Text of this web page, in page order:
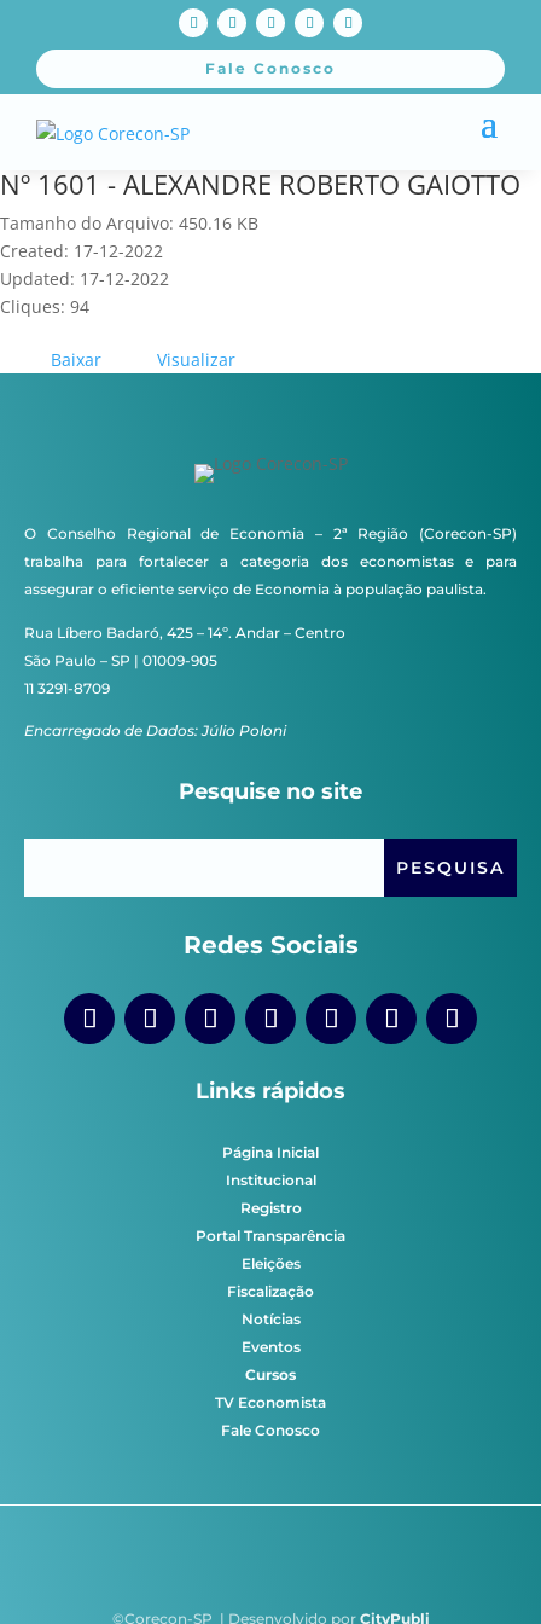
Fale Conosco
Nº 1601 - ALEXANDRE ROBERTO GAIOTTO
Tamanho do Arquivo: 450.16 KB
Created: 17-12-2022
Updated: 17-12-2022
Cliques: 94
Baixar Visualizar
O Conselho Regional de Economia – 2ª Região (Corecon-SP)
trabalha para fortalecer a categoria dos economistas e para
assegurar o eficiente serviço de Economia à população paulista.
Rua Líbero Badaró, 425 – 14º. Andar – Centro
São Paulo – SP | 01009-905
11 3291-8709
Encarregado de Dados: Júlio Poloni
Pesquise no site
Redes Sociais
Links rápidos
Página Inicial
Institucional
Registro
Portal Transparência
Eleições
Fiscalização
Notícias
Eventos
Cursos
TV Economista
Fale Conosco
©Corecon-SP | Desenvolvido por CityPubli